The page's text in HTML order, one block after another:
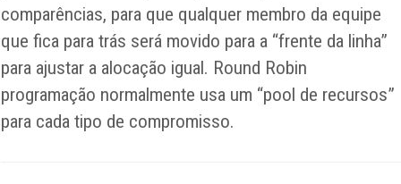
comparências, para que qualquer membro da equipe
que fica para trás será movido para a “frente da linha”
para ajustar a alocação igual. Round Robin
programação normalmente usa um “pool de recursos”
para cada tipo de compromisso.